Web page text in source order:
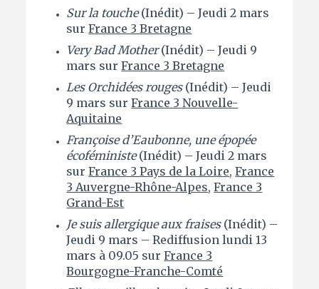
Sur la touche(Inédit) – Jeudi 2 mars
surFrance 3 Bretagne
Very Bad Mother(Inédit) – Jeudi 9
mars surFrance 3 Bretagne
Les Orchidées rouges(Inédit) – Jeudi
9 mars surFrance 3 Nouvelle-
Aquitaine
Françoise d’Eaubonne, une épopée
écoféministe(Inédit) – Jeudi 2 mars
surFrance 3 Pays de la Loire,France
3 Auvergne-Rhône-Alpes,France 3
Grand-Est
Je suis allergique aux fraises(Inédit) –
Jeudi 9 mars – Rediffusion lundi 13
mars à 09.05 surFrance 3
Bourgogne-Franche-Comté